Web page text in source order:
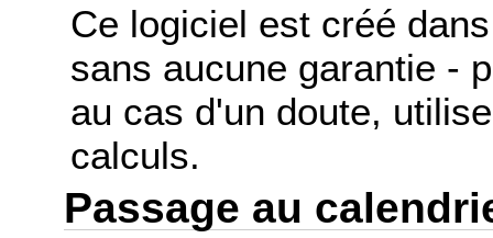
Ce logiciel est créé
sans aucune garantie -
au cas d'un doute,
calculs.
Passage au